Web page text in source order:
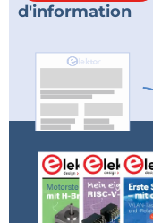
d'information